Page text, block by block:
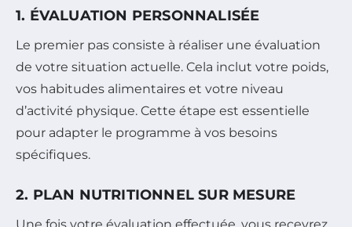
1. ÉVALUATION PERSONNALISÉE
Le premier pas consiste à réaliser une évaluation
de votre situation actuelle. Cela inclut votre poids,
vos habitudes alimentaires et votre niveau
d’activité physique. Cette étape est essentielle
pour adapter le programme à vos besoins
spécifiques.
2. PLAN NUTRITIONNEL SUR MESURE
Une fois votre évaluation effectuée, vous recevrez